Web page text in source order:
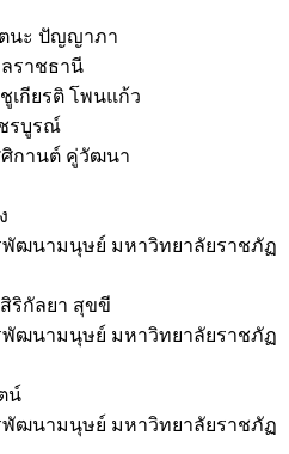
ตนะ ปัญญาภา
ราชธานี
เกียรติ โพนแก้ว
รบูรณ์
ศิกานต์ คู่วัฒนา
ฒนามนุษย์ มหาวิทยาลัยราชภัฏ
ริกัลยา สุขขี
ฒนามนุษย์ มหาวิทยาลัยราชภัฏ
น์
ฒนามนุษย์ มหาวิทยาลัยราชภัฏ